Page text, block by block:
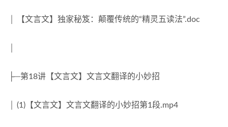
│ 【文言文】独家秘笈：颠覆传统的“精灵五读法”.doc
├─第18讲【文言文】文言文翻译的小妙招
│ (1)【文言文】文言文翻译的小妙招第1段.mp4